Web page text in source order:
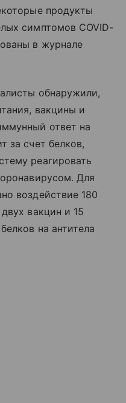
продукты
симптомов COVID-
в журнале
обнаружили,
вакцины и
ответ на
за счет белков,
реагировать
Для
воздействие 180
вакцин и 15
на антитела